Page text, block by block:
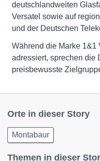
deutschlandweiten
Versatel sowie auf
und der Deutschen
Während die Marke 1&1
adressiert, sprechen die
preisbewusste
Orte in dieser Story
Montabaur
Themen in dieser